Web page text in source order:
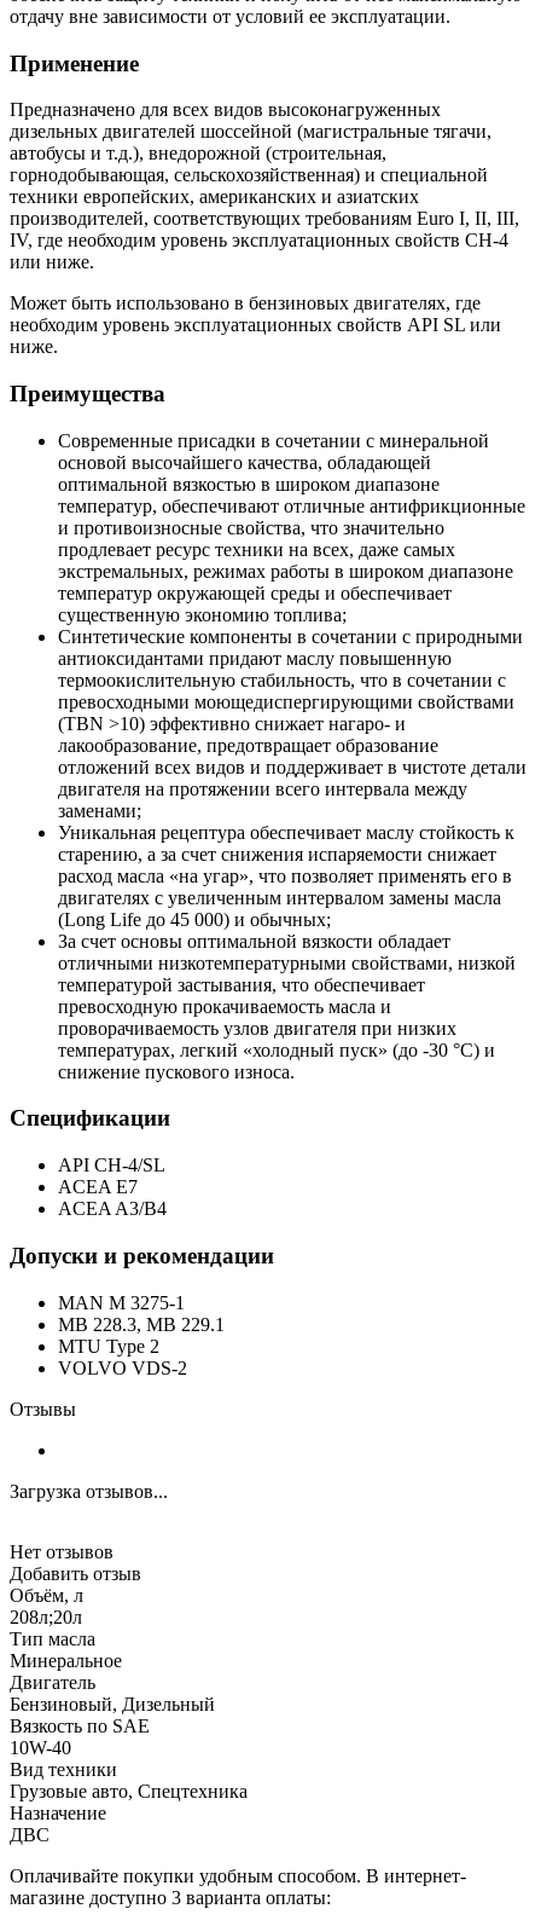
отдачу вне зависимости от условий ее эксплуатации.
Применение
Предназначено для всех видов высоконагруженных
дизельных двигателей шоссейной (магистральные тягачи,
автобусы и т.д.), внедорожной (строительная,
горнодобывающая, сельскохозяйственная) и специальной
техники европейских, американских и азиатских
производителей, соответствующих требованиям Euro I, II, III,
IV, где необходим уровень эксплуатационных свойств CH-4
или ниже.
Может быть использовано в бензиновых двигателях, где
необходим уровень эксплуатационных свойств API SL или
ниже.
Преимущества
Современные присадки в сочетании с минеральной
основой высочайшего качества, обладающей
оптимальной вязкостью в широком диапазоне
температур, обеспечивают отличные антифрикционные
и противоизносные свойства, что значительно
продлевает ресурс техники на всех, даже самых
экстремальных, режимах работы в широком диапазоне
температур окружающей среды и обеспечивает
существенную экономию топлива;
Синтетические компоненты в сочетании с природными
антиоксидантами придают маслу повышенную
термоокислительную стабильность, что в сочетании с
превосходными моющедиспергирующими свойствами
(TBN >10) эффективно снижает нагаро- и
лакообразование, предотвращает образование
отложений всех видов и поддерживает в чистоте детали
двигателя на протяжении всего интервала между
заменами;
Уникальная рецептура обеспечивает маслу стойкость к
старению, а за счет снижения испаряемости снижает
расход масла «на угар», что позволяет применять его в
двигателях с увеличенным интервалом замены масла
(Long Life до 45 000) и обычных;
За счет основы оптимальной вязкости обладает
отличными низкотемпературными свойствами, низкой
температурой застывания, что обеспечивает
превосходную прокачиваемость масла и
проворачиваемость узлов двигателя при низких
температурах, легкий «холодный пуск» (до -30 °C) и
снижение пускового износа.
Спецификации
API CH-4/SL
ACEA E7
ACEA A3/B4
Допуски и рекомендации
MAN M 3275-1
MB 228.3, MB 229.1
MTU Type 2
VOLVO VDS-2
Отзывы
Загрузка отзывов...
Нет отзывов
Добавить отзыв
Объём, л
208л;20л
Тип масла
Минеральное
Двигатель
Бензиновый, Дизельный
Вязкость по SAE
10W-40
Вид техники
Грузовые авто, Спецтехника
Назначение
ДВС
Оплачивайте покупки удобным способом. В интернет-
магазине доступно 3 варианта оплаты: